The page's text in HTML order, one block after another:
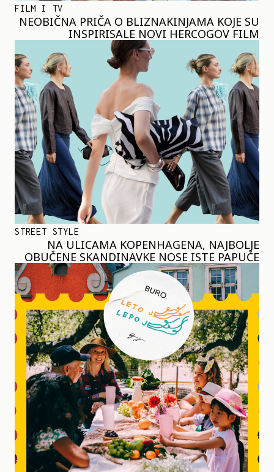
FILM I TV
NEOBIČNA PRIČA O BLIZNAKINJAMA KOJE SU
INSPIRISALE NOVI HERCOGOV FILM
STREET STYLE
NA ULICAMA KOPENHAGENA, NAJBOLJE
OBUČENE SKANDINAVKE NOSE ISTE PAPUČE